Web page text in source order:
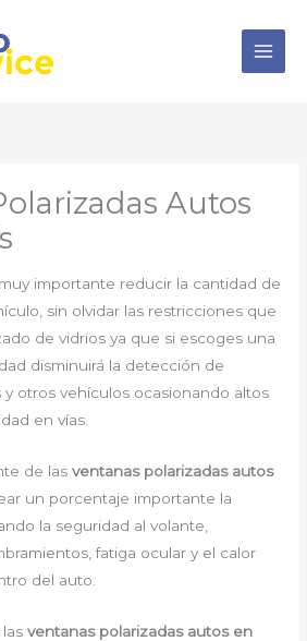
Autos
importante reducir la cantidad de
sin olvidar las restricciones que
de vidrios ya que si escoges una
disminuirá la detección de
otros vehículos ocasionando altos
en vías.
de lasventanas polarizadas autos
un porcentaje importante la
la seguridad al volante,
fatiga ocular y el calor
del auto.
lasventanas polarizadas autos en